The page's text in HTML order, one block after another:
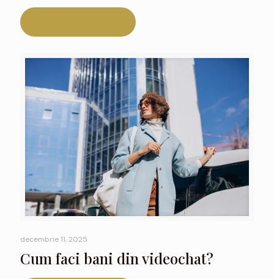
decembrie 11, 2025
Cum faci bani din videochat?